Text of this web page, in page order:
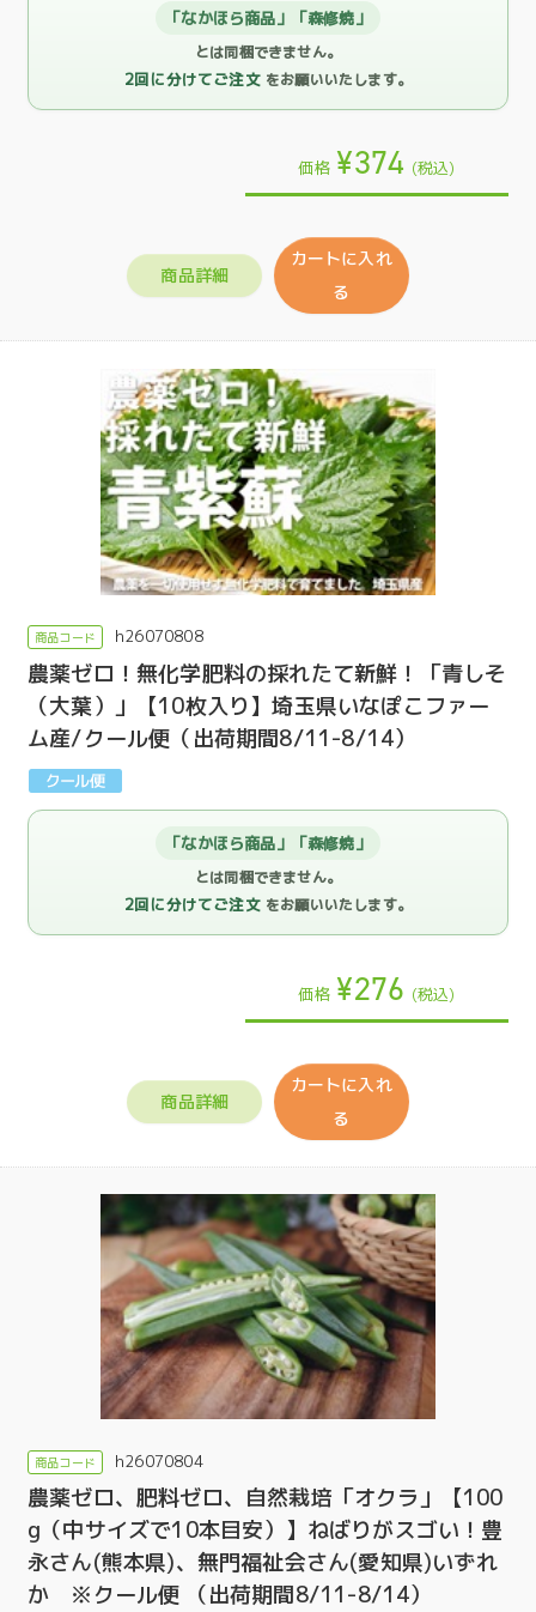
「なかほら商品」「森修焼」
とは同梱できません。
2回に分けてご注文 をお願いいたします。
価格 ¥374 (税込)
商品詳細
カートに入れ
る
h26070808
農薬ゼロ！無化学肥料の採れたて新鮮！「青しそ
（大葉）」【10枚入り】埼玉県いなぽこファー
ム産/クール便（出荷期間8/11-8/14）
「なかほら商品」「森修焼」
とは同梱できません。
2回に分けてご注文 をお願いいたします。
価格 ¥276 (税込)
商品詳細
カートに入れ
る
h26070804
農薬ゼロ、肥料ゼロ、自然栽培「オクラ」【100
g（中サイズで10本目安）】ねばりがスゴい！豊
永さん(熊本県)、無門福祉会さん(愛知県)いずれ
か ※クール便 （出荷期間8/11-8/14）